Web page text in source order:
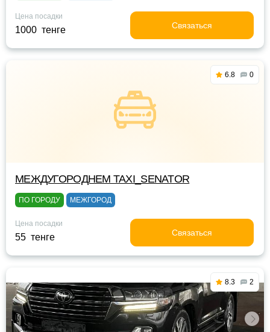
Цена посадки
1000 тенге Связаться
6.8 0
МЕЖДУГОРОДНЕМ TAXI_SENATOR
ПО ГОРОДУ МЕЖГОРОД
Цена посадки
55 тенге Связаться
8.3 2